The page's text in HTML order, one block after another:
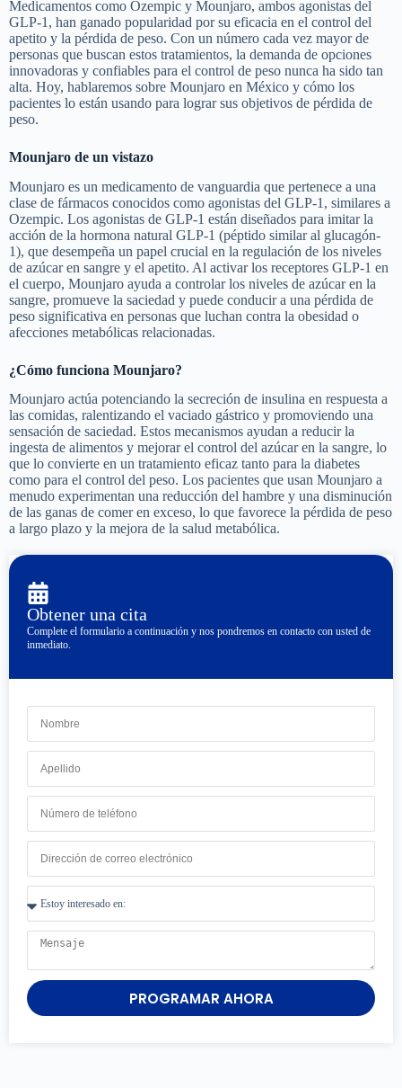
Medicamentos como Ozempic y Mounjaro, ambos agonistas del
GLP-1, han ganado popularidad por su eficacia en el control del
apetito y la pérdida de peso. Con un número cada vez mayor de
personas que buscan estos tratamientos, la demanda de opciones
innovadoras y confiables para el control de peso nunca ha sido tan
alta. Hoy, hablaremos sobre Mounjaro en México y cómo los
pacientes lo están usando para lograr sus objetivos de pérdida de
peso.
Mounjaro de un vistazo
Mounjaro es un medicamento de vanguardia que pertenece a una
clase de fármacos conocidos como agonistas del GLP-1, similares a
Ozempic. Los agonistas de GLP-1 están diseñados para imitar la
acción de la hormona natural GLP-1 (péptido similar al glucagón-
1), que desempeña un papel crucial en la regulación de los niveles
de azúcar en sangre y el apetito. Al activar los receptores GLP-1 en
el cuerpo, Mounjaro ayuda a controlar los niveles de azúcar en la
sangre, promueve la saciedad y puede conducir a una pérdida de
peso significativa en personas que luchan contra la obesidad o
afecciones metabólicas relacionadas.
¿Cómo funciona Mounjaro?
Mounjaro actúa potenciando la secreción de insulina en respuesta a
las comidas, ralentizando el vaciado gástrico y promoviendo una
sensación de saciedad. Estos mecanismos ayudan a reducir la
ingesta de alimentos y mejorar el control del azúcar en la sangre, lo
que lo convierte en un tratamiento eficaz tanto para la diabetes
como para el control del peso. Los pacientes que usan Mounjaro a
menudo experimentan una reducción del hambre y una disminución
de las ganas de comer en exceso, lo que favorece la pérdida de peso
a largo plazo y la mejora de la salud metabólica.
Obtener una cita
Complete el formulario a continuación y nos pondremos en contacto con usted de
inmediato.
PROGRAMAR AHORA